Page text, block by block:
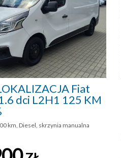
Fiat
dci L2H1 125 KM
km, Diesel, skrzynia manualna